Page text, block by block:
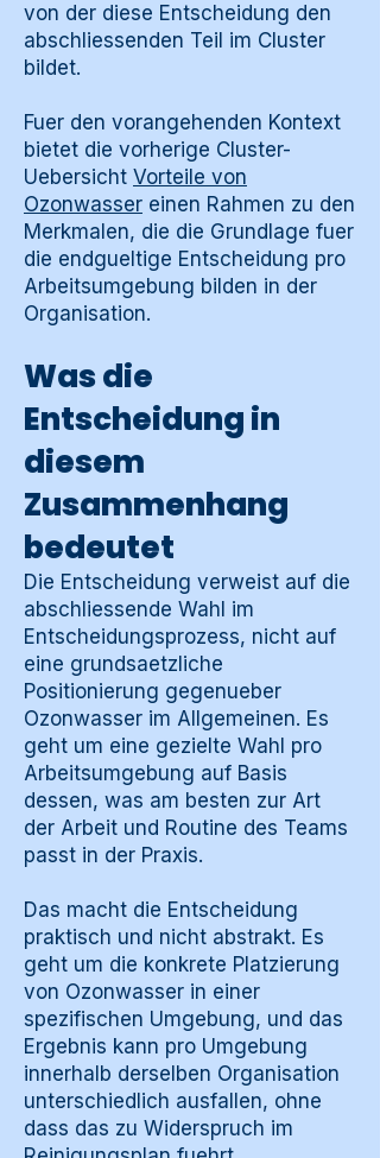
von der diese Entscheidung den
abschliessenden Teil im Cluster
bildet.
Fuer den vorangehenden Kontext
bietet die vorherige Cluster-
Uebersicht Vorteile von
Ozonwasser einen Rahmen zu den
Merkmalen, die die Grundlage fuer
die endgueltige Entscheidung pro
Arbeitsumgebung bilden in der
Organisation.
Was die
Entscheidung in
diesem
Zusammenhang
bedeutet
Die Entscheidung verweist auf die
abschliessende Wahl im
Entscheidungsprozess, nicht auf
eine grundsaetzliche
Positionierung gegenueber
Ozonwasser im Allgemeinen. Es
geht um eine gezielte Wahl pro
Arbeitsumgebung auf Basis
dessen, was am besten zur Art
der Arbeit und Routine des Teams
passt in der Praxis.
Das macht die Entscheidung
praktisch und nicht abstrakt. Es
geht um die konkrete Platzierung
von Ozonwasser in einer
spezifischen Umgebung, und das
Ergebnis kann pro Umgebung
innerhalb derselben Organisation
unterschiedlich ausfallen, ohne
dass das zu Widerspruch im